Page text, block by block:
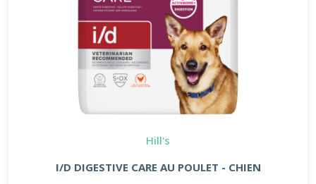
Hill's
I/D DIGESTIVE CARE AU POULET - CHIEN